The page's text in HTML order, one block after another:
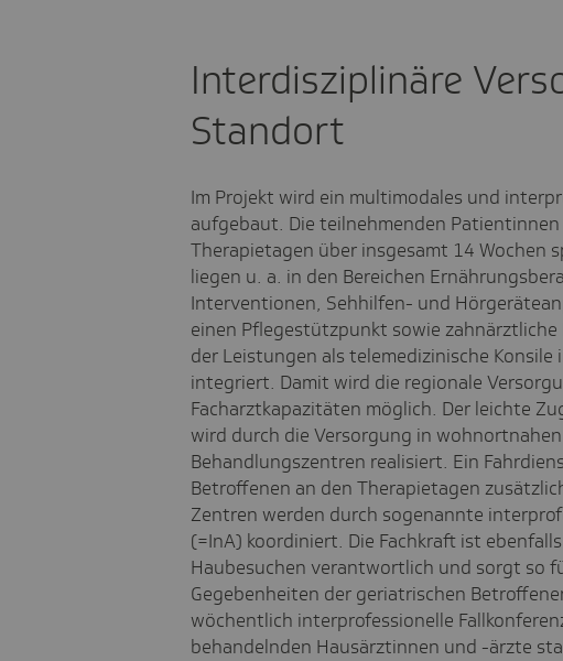
Interdisziplinäre
Standort
Im Projekt wird ein multimodales und
aufgebaut. Die teilnehmenden
Therapietagen über insgesamt 14 Wochen
liegen u. a. in den Bereichen
Interventionen, Sehhilfen- und
einen Pflegestützpunkt sowie
der Leistungen als telemedizinische
integriert. Damit wird die regionale
Facharztkapazitäten möglich. Der leichte
wird durch die Versorgung in
Behandlungszentren realisiert. Ein
Betroffenen an den Therapietagen
Zentren werden durch sogenannte
(=InA) koordiniert. Die Fachkraft ist
Haubesuchen verantwortlich und sorgt so
Gegebenheiten der geriatrischen
wöchentlich interprofessionelle
behandelnden Hausärztinnen und -ärzte